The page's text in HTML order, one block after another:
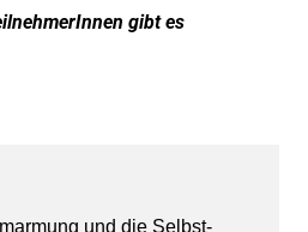
gibt es
und die Selbst-